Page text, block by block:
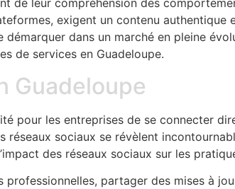
de leur compréhension des
exigent un contenu authentique
dans un marché en pleine
de services en Guadeloupe.
Guadeloupe
pour les entreprises de se connecter
réseaux sociaux se révèlent
des réseaux sociaux sur les
partager des mises à